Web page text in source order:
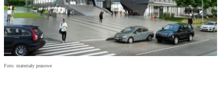
Foto: materiały prasowe